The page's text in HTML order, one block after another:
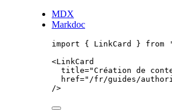
MDX
Markdoc
import { LinkCard } from '
<LinkCard
title="Création de
href=" /fr/guides/
/>